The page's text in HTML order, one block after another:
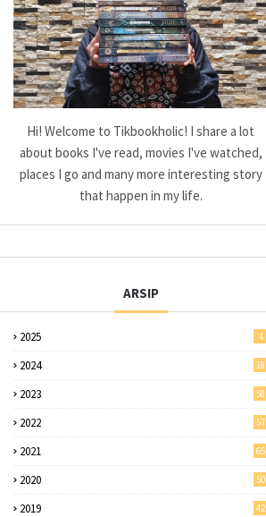
Hi! Welcome to Tikbookholic! I share a lot
about books I've read, movies I've watched,
places I go and many more interesting story
that happen in my life.
ARSIP
2025 4
2024 18
2023 58
2022 57
2021 65
2020 50
2019 42